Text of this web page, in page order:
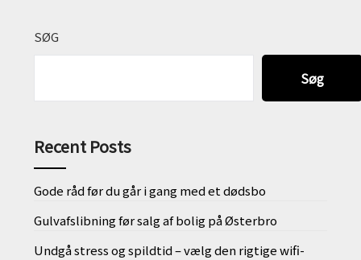
SØG
Søg
Recent Posts
Gode råd før du går i gang med et dødsbo
Gulvafslibning før salg af bolig på Østerbro
Undgå stress og spildtid – vælg den rigtige wifi-